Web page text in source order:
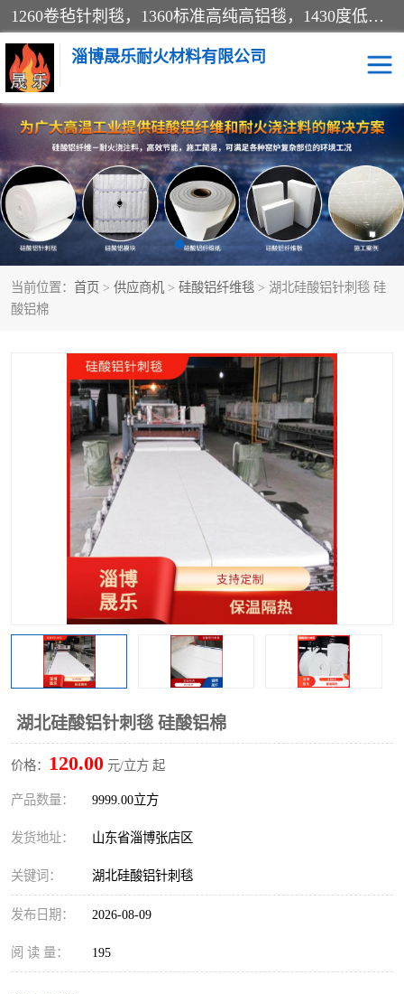
1260卷毡针刺毯，1360标准高纯高铝毯，1430度低锆锆铝含锆毯，普通挡渣棉卷毡，防火纸、挡火板、隔热垫片模块、棉块、折叠块、散棉高温固化剂价格规格密度多少钱图片视频立方平米参数指标
淄博晟乐耐火材料有限公司
当前位置： 首页 > 供应商机 > 硅酸铝纤维毯 > 湖北硅酸铝针刺毯 硅
酸铝棉
湖北硅酸铝针刺毯 硅酸铝棉
价格： 120.00 元/立方 起
产品数量： 9999.00立方
发货地址： 山东省淄博张店区
关键词： 湖北硅酸铝针刺毯
发布日期： 2026-08-09
阅 读 量： 195
硅酸铝挡渣棉 硅酸铝纤维纸
硅酸铝挡火板 高铝毯
含锆毯 硅酸铝折叠块
硅酸铝散棉 硅酸铝纤维毯
硅酸铝纤维毡 硅酸铝模块
硅酸铝保温棉 硅酸铝板